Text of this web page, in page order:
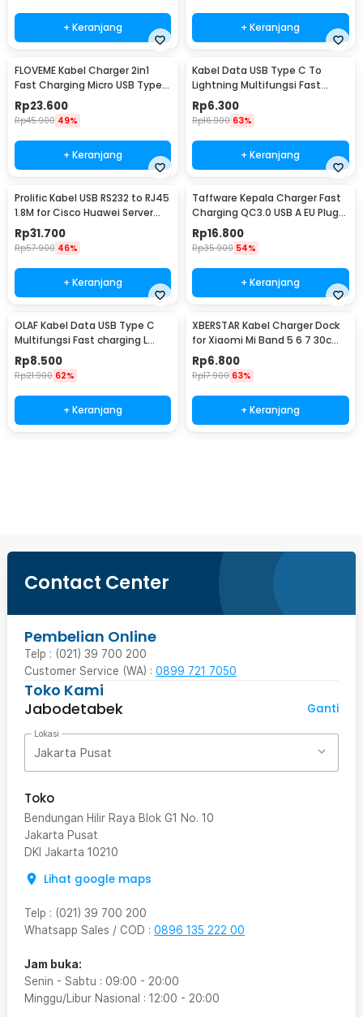
+ Keranjang + Keranjang
FLOVEME Kabel Charger 2in1
Fast Charging Micro USB Type
C 14W 1.2M - B00626
Rp23.600
Rp45.900 49%
+ Keranjang
Kabel Data USB Type C To
Lightning Multifungsi Fast
Charging 5V 2A 1M - 1636
Rp6.300
Rp16.900 63%
+ Keranjang
Prolific Kabel USB RS232 to RJ45
1.8M for Cisco Huawei Server
Router - PL2303RA
Rp31.700
Rp57.900 46%
+ Keranjang
Taffware Kepala Charger Fast
Charging QC3.0 USB A EU Plug
3A 18W - TE-007
Rp16.800
Rp35.900 54%
+ Keranjang
OLAF Kabel Data USB Type C
Multifungsi Fast charging L
Shape 5A 1M - OL01
Rp8.500
Rp21.900 62%
+ Keranjang
XBERSTAR Kabel Charger Dock
for Xiaomi Mi Band 5 6 7 30cm
- EDCS300
Rp6.800
Rp17.900 63%
+ Keranjang
Contact Center
Pembelian Online
Telp : (021) 39 700 200
Customer Service (WA) : 0899 721 7050
Toko Kami
Jabodetabek
Ganti
Lokasi
Jakarta Pusat
Toko
Bendungan Hilir Raya Blok G1 No. 10
Jakarta Pusat
DKI Jakarta 10210
Lihat google maps
Telp : (021) 39 700 200
Whatsapp Sales / COD : 0896 135 222 00
Jam buka:
Senin - Sabtu : 09:00 - 20:00
Minggu/Libur Nasional : 12:00 - 20:00